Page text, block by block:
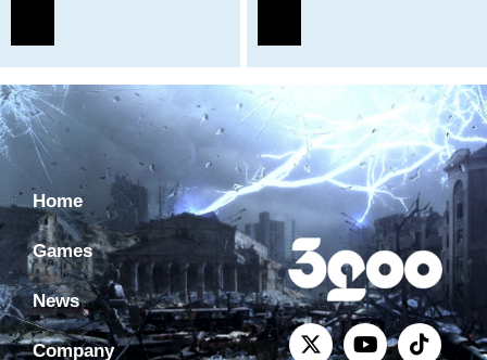
Home
Games
News
Company